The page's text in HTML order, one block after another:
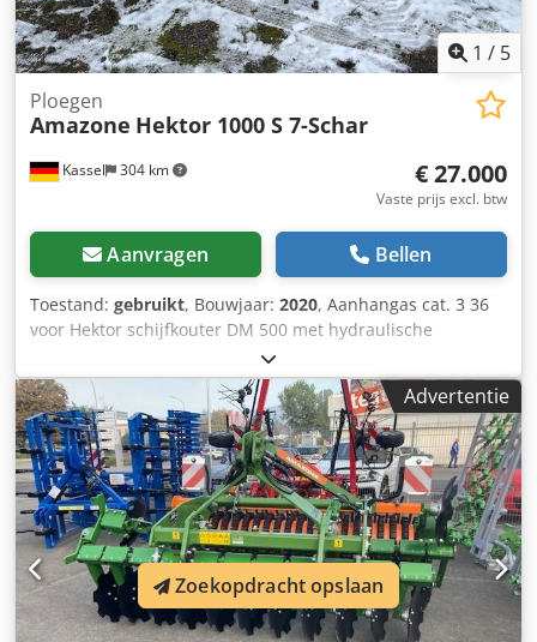
1 / 5
Kassel 304 km
Ploegen
Amazone Hektor 1000 S 7-Schar
€ 27.000
Vaste prijs excl. btw
Aanvragen Bellen
Toestand: gebruikt, Bouwjaar: 2020, Aanhangas cat. 3 36
voor Hektor schijfkouter DM 500 met hydraulische
steenbeveiliging / zware voorschar G1 instelbaar, LED-
verlichting achter, markering vooraan / diefstalbeveiliging
typegoedkeuring-EU 40 km/u – volledige wentelploeg voor
aanhanger – RH 82 / uitbreidbaar Dedpfothk U Tox Aaiekr
Advertentie
Zoekopdracht opslaan